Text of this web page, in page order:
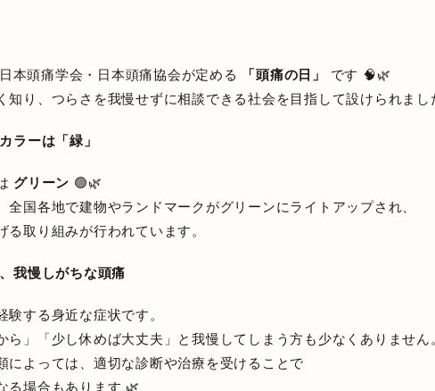
本頭痛学会・日本頭痛協会が定める 「頭痛の日」
です 🧠🌿
知り、つらさを我慢せずに相談できる社会を目指して設けられまし
ラーは「緑」
グリーン 🟢🌿
全国各地で建物やランドマークがグリーンにライトアップされ、
る取り組みが行われています。
我慢しがちな頭痛
験する身近な症状です。
ら」「少し休めば大丈夫」と我慢してしまう方も少なくありません
によっては、適切な診断や治療を受けることで
る場合もあります 🌿